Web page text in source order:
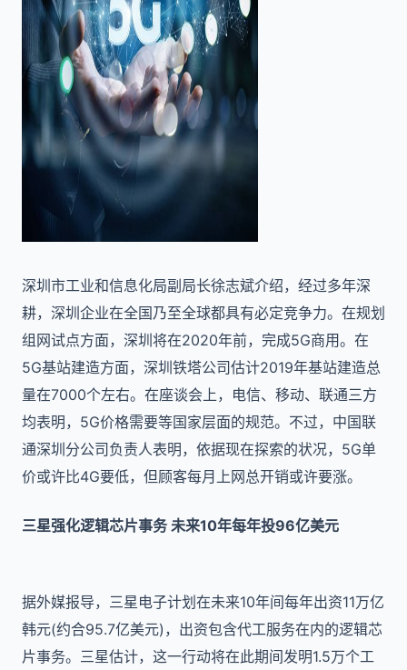
深圳市工业和信息化局副局长徐志斌介绍，经过多年深
耕，深圳企业在全国乃至全球都具有必定竞争力。在规划
组网试点方面，深圳将在2020年前，完成5G商用。在
5G基站建造方面，深圳铁塔公司估计2019年基站建造总
量在7000个左右。在座谈会上，电信、移动、联通三方
均表明，5G价格需要等国家层面的规范。不过，中国联
通深圳分公司负责人表明，依据现在探索的状况，5G单
价或许比4G要低，但顾客每月上网总开销或许要涨。
三星强化逻辑芯片事务 未来10年每年投96亿美元
据外媒报导，三星电子计划在未来10年间每年出资11万亿
韩元(约合95.7亿美元)，出资包含代工服务在内的逻辑芯
片事务。三星估计，这一行动将在此期间发明1.5万个工